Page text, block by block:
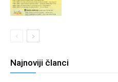
Najnoviji članci